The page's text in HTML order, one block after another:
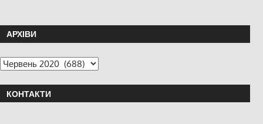
АРХІВИ
КОНТАКТИ